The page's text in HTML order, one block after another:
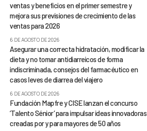
ventas y beneficios en el primer semestre y
mejora sus previsiones de crecimiento de las
ventas para 2026
6 DE AGOSTO DE 2026
Asegurar una correcta hidratación, modificar la
dieta y no tomar antidiarreicos de forma
indiscriminada, consejos del farmacéutico en
casos leves de diarrea del viajero
6 DE AGOSTO DE 2026
Fundación Mapfre y CISE lanzan el concurso
‘Talento Sénior’ para impulsar ideas innovadoras
creadas por y para mayores de 50 años